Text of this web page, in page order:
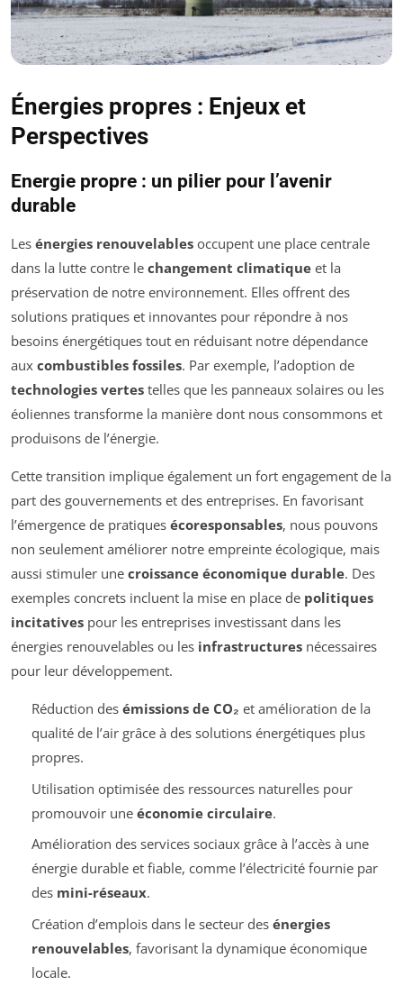
Énergies propres : Enjeux et
Perspectives
Energie propre : un pilier pour l’avenir
durable
Les énergies renouvelables occupent une place centrale
dans la lutte contre le changement climatique et la
préservation de notre environnement. Elles offrent des
solutions pratiques et innovantes pour répondre à nos
besoins énergétiques tout en réduisant notre dépendance
aux combustibles fossiles. Par exemple, l’adoption de
technologies vertes telles que les panneaux solaires ou les
éoliennes transforme la manière dont nous consommons et
produisons de l’énergie.
Cette transition implique également un fort engagement de la
part des gouvernements et des entreprises. En favorisant
l’émergence de pratiques écoresponsables, nous pouvons
non seulement améliorer notre empreinte écologique, mais
aussi stimuler une croissance économique durable. Des
exemples concrets incluent la mise en place de politiques
incitatives pour les entreprises investissant dans les
énergies renouvelables ou les infrastructures nécessaires
pour leur développement.
Réduction des émissions de CO₂ et amélioration de la
qualité de l’air grâce à des solutions énergétiques plus
propres.
Utilisation optimisée des ressources naturelles pour
promouvoir une économie circulaire.
Amélioration des services sociaux grâce à l’accès à une
énergie durable et fiable, comme l’électricité fournie par
des mini-réseaux.
Création d’emplois dans le secteur des énergies
renouvelables, favorisant la dynamique économique
locale.